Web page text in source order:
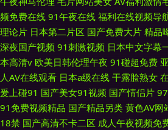
频免费在线 91午夜在线 福利在线视频导
理论片 日本第二片区 国产免费大片 精品
深夜国产视频 91刺激视频 日本中文字幕
本高清v 欧美日韩伦理午夜 91碰超免费
人AV在线观看 日本a级在线 干露脸熟女
爰上碰91 国产美女91视频 国产情侣片
91免费视频精品 国产精品另类 黄色AV网
18禁 国产高清不卡二区 成人午夜视频免